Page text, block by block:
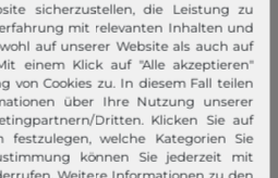
sicherzustellen, die Leistung zu
mit relevanten Inhalten und
auf unserer Website als auch auf
einem Klick auf "Alle akzeptieren"
von Cookies zu. In diesem Fall teilen
über Ihre Nutzung unserer
Dritten. Klicken Sie auf
festzulegen, welche Kategorien Sie
können Sie jederzeit mit